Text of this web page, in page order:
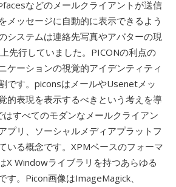
などのメールクライアントが送信
メッセージに自動的に表示できるよう
システムは連絡先写真やアバターの現
先行していました。PICONの利点の
ケーションの視覚的アイデンティティ
です。piconsはメールやUsenetメッ
的表現を表示するべきという考えを導
すべてのモダンなメールクライアン
プリ、ソーシャルメディアプラットフ
いる概念です。XPMベースのフォーマ
X Windowライブラリを持つあらゆる
す。Picon画像はImageMagick、